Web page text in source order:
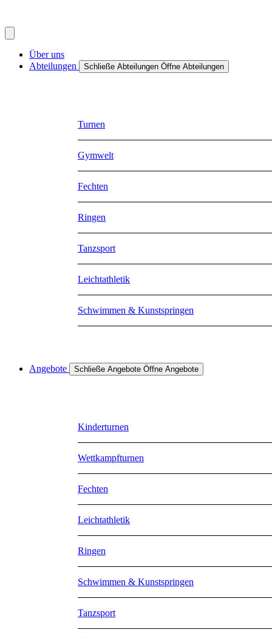
Über uns
Abteilungen
Schließe Abteilungen Öffne Abteilungen
Turnen
Gymwelt
Fechten
Ringen
Tanzsport
Leichtathletik
Schwimmen & Kunstspringen
Angebote Schließe Angebote Öffne Angebote
Kinderturnen
Wettkampfturnen
Fechten
Leichtathletik
Ringen
Schwimmen & Kunstspringen
Tanzsport